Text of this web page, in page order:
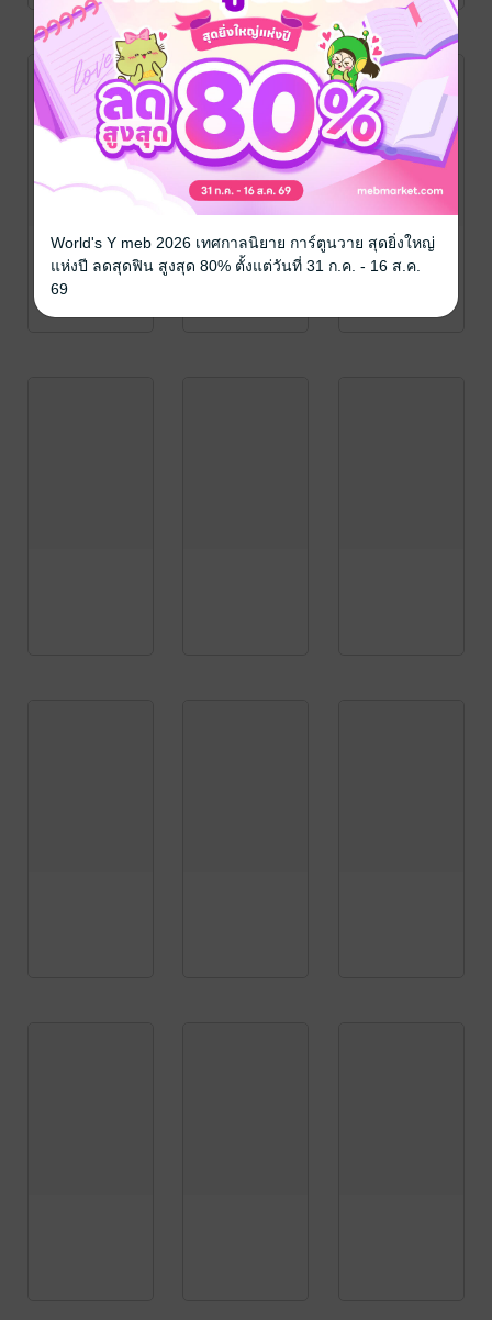
World's Y meb 2026 เทศกาลนิยาย การ์ตูนวาย สุดยิ่งใหญ่
แห่งปี ลดสุดฟิน สูงสุด 80% ตั้งแต่วันที่ 31 ก.ค. - 16 ส.ค.
69